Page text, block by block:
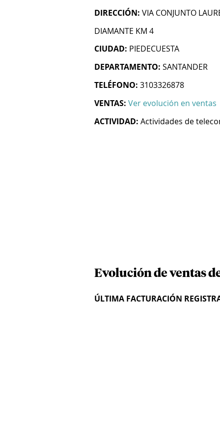
DIRECCIÓN: VIA CONJUNTO
DIAMANTE KM 4
CIUDAD: PIEDECUESTA
DEPARTAMENTO: SANTANDER
TELÉFONO: 3103326878
VENTAS: Ver evolución en ventas
ACTIVIDAD: Actividades de
Evolución de ventas
ÚLTIMA FACTURACIÓN